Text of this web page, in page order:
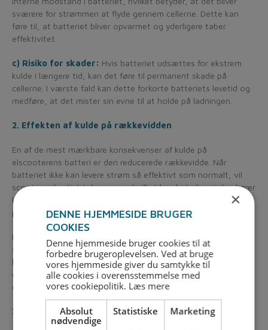
sværere for strømmen at flyde gennem cellerne. Dette kan
føre til, at batteriet bliver opvarmet og yderligere taber
effektivitet.
c) Risiko for skader: Hvis batteriet udsættes for ekstrem
kulde i længere tid, kan det føre til permanent skade på
cellerne. I værste fald kan dette forkorte batteriets levetid og
medføre, at det mister sin evne til at holde på ladningen.
2. Effekten af kulde på rækkevidden
En af de mest mærkbare konsekvenser af kulde på
elscooterens batteri er den reducerede rækkevidde. Når
batteriet ikke kan levere strøm så effektivt som normalt, vil
scooteren hurtigt tabe power, hvilket kan betyde, at den kører
kortere på en opladning. Dette kan især være et problem for
pendlere, der afhænger af scooteren til at komme fra A til B.
En kold vintermorgen kan for eksempel resultere i, at en
scooter, der normalt har en rækkevidde på 30 km, kun kan
køre 15-20 km på en opladning. Det er derfor vigtigt at være
opmærksom på batteriets tilstand, når man bruger
elscooteren i koldt vejr.
3. Hvordan man beskytter batteriet i kulden
×
DENNE HJEMMESIDE BRUGER
COOKIES
Denne hjemmeside bruger cookies til at
forbedre brugeroplevelsen. Ved at bruge
vores hjemmeside giver du samtykke til
alle cookies i overensstemmelse med
vores cookiepolitik. Læs mere
Absolut
nødvendige
Statistiske Marketing